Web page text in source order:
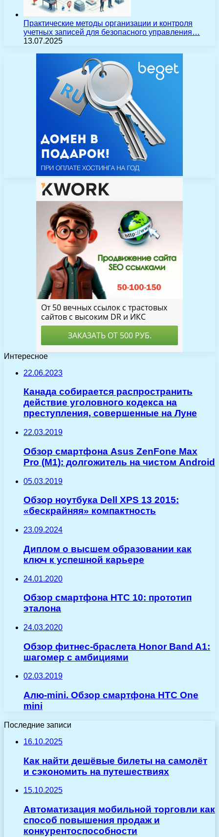
Практические методы организации и контроля
учетных записей для безопасного управления…
13.07.2025
Интересное
22.06.2023
Канада собирается распространить
действие уголовного кодекса на
преступления, совершенные на Луне
22.03.2019
Обзор смартфона Asus ZenFone Max
Pro (M1): долгожитель на чистом Android
05.03.2019
Обзор ноутбука Dell XPS 13 2015:
«бескрайняя» компактность
23.09.2024
Диплом о высшем образовании как
ключ к успешной карьере
24.01.2020
Обзор смартфона HTC 10: прототип
эталона
24.03.2020
Обзор фитнес-браслета Honor Band A1:
шагомер с амбициями
02.03.2019
Алю-mini. Обзор смартфона HTC One
mini
Последние записи
16.10.2025
Как найти дешёвые билеты на самолёт
и сэкономить на путешествиях
15.10.2025
Автоматизация мобильной торговли как
способ повышения продаж и
конкурентоспособности